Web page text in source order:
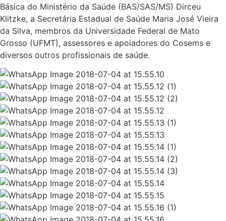
Básica do Ministério da Saúde (BAS/SAS/MS) Dirceu
Klitzke, a Secretária Estadual de Saúde Maria José Vieira
da Silva, membros da Universidade Federal de Mato
Grosso (UFMT), assessores e apoiadores do Cosems e
diversos outros profissionais de saúde.